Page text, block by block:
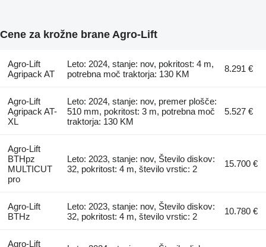
Cene za krožne brane Agro-Lift
Agro-Lift
Agripack AT
Leto: 2024, stanje: nov, pokritost: 4 m,
potrebna moč traktorja: 130 KM
8.291 €
Agro-Lift
Agripack AT-
XL
Leto: 2024, stanje: nov, premer plošče:
510 mm, pokritost: 3 m, potrebna moč
traktorja: 130 KM
5.527 €
Agro-Lift
BTHpz
MULTICUT
pro
Leto: 2023, stanje: nov, Število diskov:
32, pokritost: 4 m, število vrstic: 2
15.700 €
Agro-Lift
BTHz
Leto: 2023, stanje: nov, Število diskov:
32, pokritost: 4 m, število vrstic: 2
10.780 €
Agro-Lift